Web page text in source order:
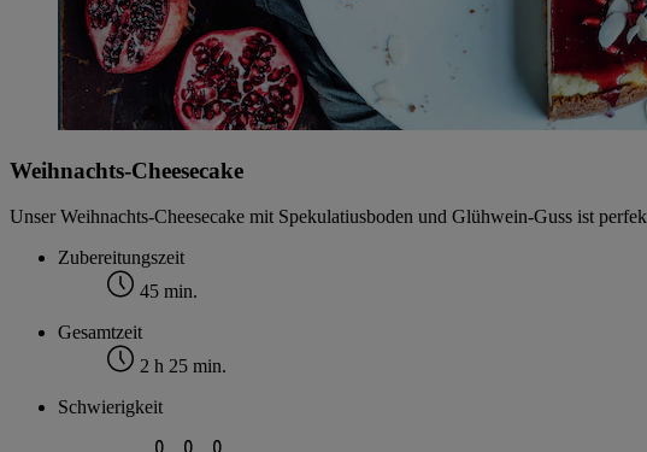
Weihnachts-Cheesecake
Unser Weihnachts-Cheesecake mit Spekulatiusboden und Glühwein-Guss ist
Zubereitungszeit
45 min.
Gesamtzeit
2 h 25 min.
Schwierigkeit